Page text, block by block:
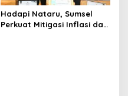
Hadapi Nataru, Sumsel
Perkuat Mitigasi Inflasi dan